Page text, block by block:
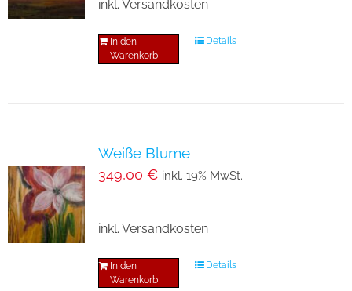
können
inkl. Versandkosten
In den
Warenkorb
Details
Weiße Blume
349,00 € inkl. 19% MwSt.
inkl. Versandkosten
In den
Warenkorb
Details